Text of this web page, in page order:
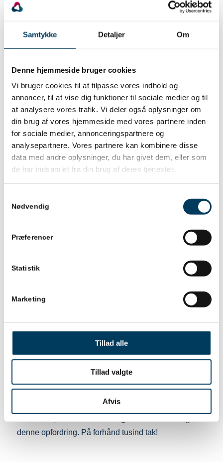
Samtykke Detaljer Om
Denne hjemmeside bruger cookies
Vi bruger cookies til at tilpasse vores indhold og
annoncer, til at vise dig funktioner til sociale medier og til
at analysere vores trafik. Vi deler også oplysninger om
din brug af vores hjemmeside med vores partnere inden
for sociale medier, annonceringspartnere og
analysepartnere. Vores partnere kan kombinere disse
data med andre oplysninger, du har givet dem, eller som
de har indsamlet fra din brug af deres tjenester.
Nødvendig
Præferencer
Statistik
Marketing
Tillad alle
Tillad valgte
Afvis
“selvmodsigelse” om man vil; kan man forudsige, at
projektet bliver forudsigeligt og at ledelse af projektet,
bliver svær? Måske kan man, og måske kan man
ikke, men hvis man kan, hvordan gør man så?
Jeg vil derfor gerne i kontakt med et stort antal
projektledere og projektejere, som er villige til at
afgive meta-data for egne projekter (ingen
forretningshemmeligheder, tak!) sammen med
forudsigelser om, hvordan det vil gå. Ved at aflevere
disse metadata hver måned, gør du forskningen en
meget stor tjeneste, og samtidig får du selv et
uvurderligt spejlbillede på, hvor godt du forudsiger
dine projekter. Dette kan blive en vigtig feedback til
Konkret foregår det ved, at du udfylder et data-ark
og formodninger. Når dit projekt er afsluttet modtager
reflektere over dine antagelser og handlinger. Som en
konkret taksigelse, får du efterfølgende bogen
”Ledelse af komplekse projekter” (Se omtale her:
https://www.saxo.com/dk/ledelse-af-komplekse-
mikkelsen_indbundet_9788799968206). Hvis du
allerede har købt bogen, så får du et gavekort til
cafébesøg i stedet. Hvis ellers sponsorerne vil, bliver
der udtrukket større præmier blandt de afsluttede
projekter.
Dataindsamlingen starter ved årsskiftet. Hvis du vil
denne opfordring. På forhånd tusind tak!